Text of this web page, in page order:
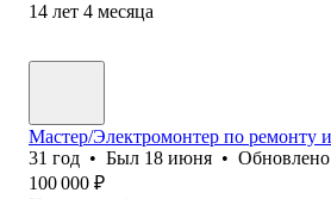
14 лет 4 месяца
Мастер/Электромонтер по ремонту
31 год • Был 18 июня • Обновлено
100 000 ₽